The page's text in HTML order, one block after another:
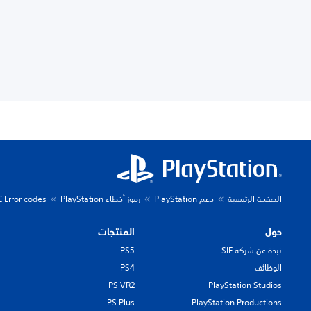
الصفحة الرئيسية دعم PlayStation رموز أخطاء PlayStation Error codes
حول
نبذة عن شركة SIE
الوظائف
PlayStation Studios
PlayStation Productions
المنتجات
PS5
PS4
PS VR2
PS Plus